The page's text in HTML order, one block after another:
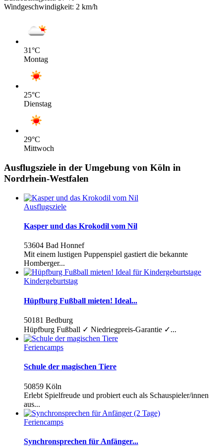
Windgeschwindigkeit: 2 km/h
31°C
Montag
25°C
Dienstag
29°C
Mittwoch
Ausflugsziele in der Umgebung von Köln in
Nordrhein-Westfalen
Ausflugsziele
Kasper und das Krokodil vom Nil
53604 Bad Honnef
Mit einem lustigen Puppenspiel gastiert die bekannte
Homberger...
Kindergeburtstag
Hüpfburg Fußball mieten! Ideal...
50181 Bedburg
Hüpfburg Fußball ✓ Niedriegpreis-Garantie ✓...
Feriencamps
Schule der magischen Tiere
50859 Köln
Erlebt Spielfreude und probiert euch als Schauspieler/innen
aus...
Feriencamps
Synchronsprechen für Anfänger...